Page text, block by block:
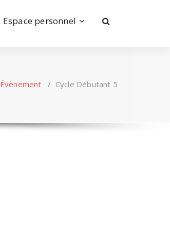
Espace personnel
Évènement / Cycle Débutant 5